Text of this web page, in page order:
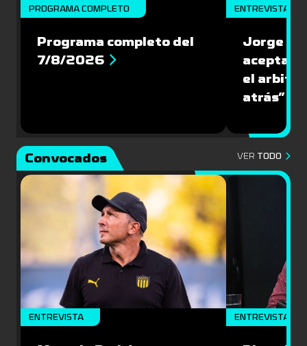
PROGRAMA COMPLETO
Programa completo del
7/8/2026
ENTREVISTA
Jorge
aceptar
el
atrás”
Convocados VER TODO
ENTREVISTA ENTREVISTA